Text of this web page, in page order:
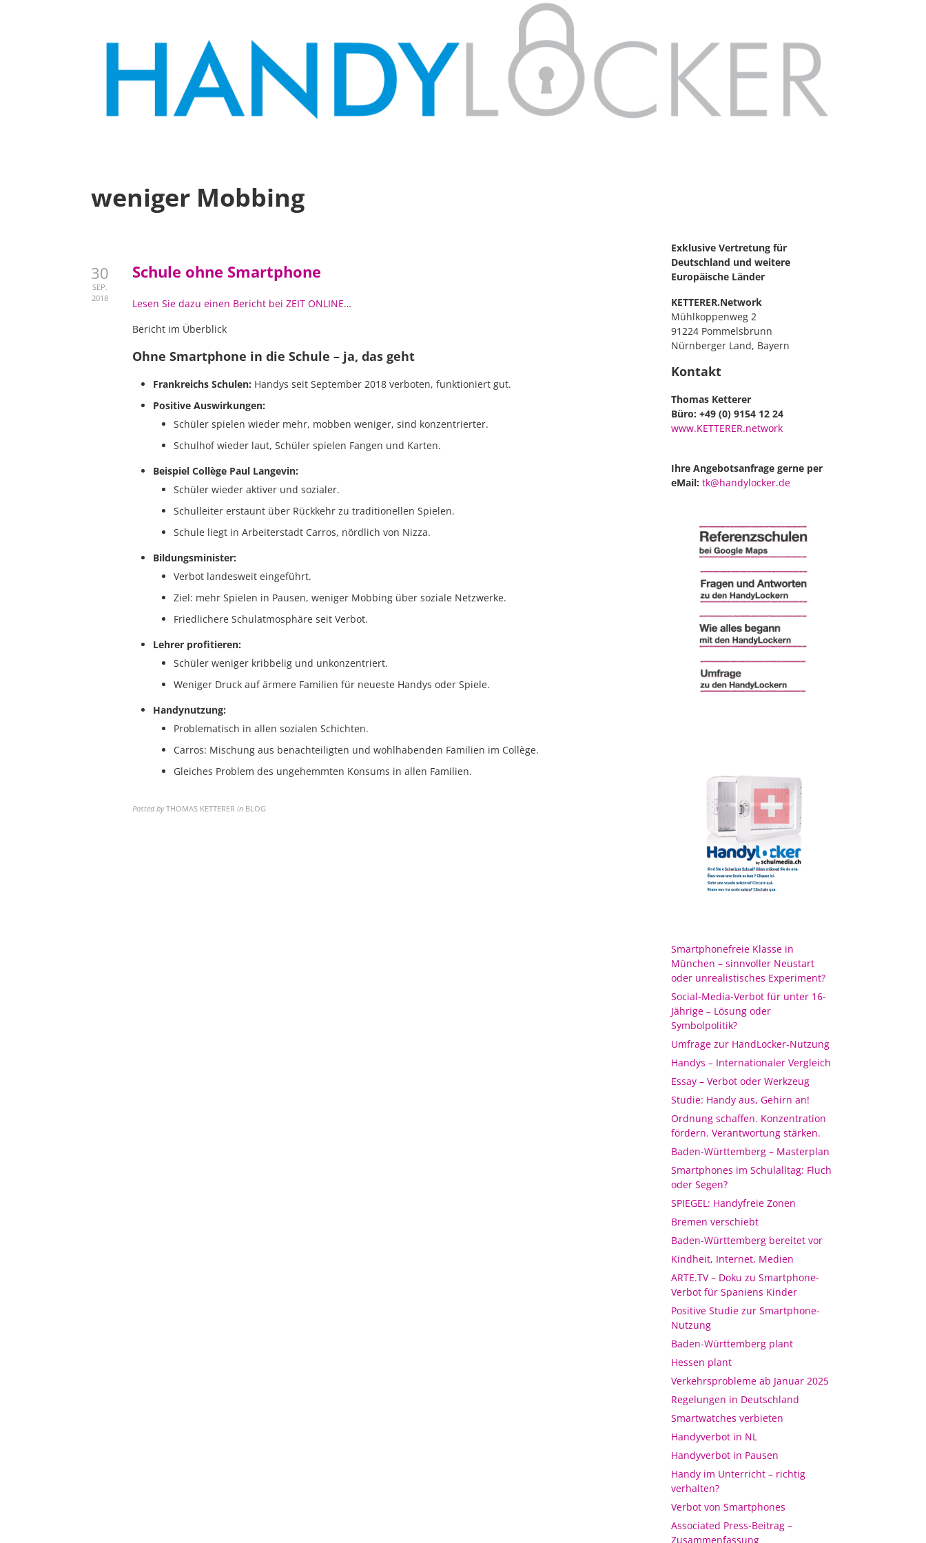
weniger Mobbing
30
SEP.
2018
Schule ohne Smartphone
Lesen Sie dazu einen Bericht bei ZEIT ONLINE…
Bericht im Überblick
Ohne Smartphone in die Schule – ja, das geht
Frankreichs Schulen: Handys seit September 2018 verboten, funktioniert gut.
Positive Auswirkungen:
Schüler spielen wieder mehr, mobben weniger, sind konzentrierter.
Schulhof wieder laut, Schüler spielen Fangen und Karten.
Beispiel Collège Paul Langevin:
Schüler wieder aktiver und sozialer.
Schulleiter erstaunt über Rückkehr zu traditionellen Spielen.
Schule liegt in Arbeiterstadt Carros, nördlich von Nizza.
Bildungsminister:
Verbot landesweit eingeführt.
Ziel: mehr Spielen in Pausen, weniger Mobbing über soziale Netzwerke.
Friedlichere Schulatmosphäre seit Verbot.
Lehrer profitieren:
Schüler weniger kribbelig und unkonzentriert.
Weniger Druck auf ärmere Familien für neueste Handys oder Spiele.
Handynutzung:
Problematisch in allen sozialen Schichten.
Carros: Mischung aus benachteiligten und wohlhabenden Familien im Collège.
Gleiches Problem des ungehemmten Konsums in allen Familien.
Posted by THOMAS KETTERER in BLOG
Exklusive Vertretung für
Deutschland und weitere
Europäische Länder
KETTERER.Network
Mühlkoppenweg 2
91224 Pommelsbrunn
Nürnberger Land, Bayern
Kontakt
Thomas Ketterer
Büro: +49 (0) 9154 12 24
www.KETTERER.network
Ihre Angebotsanfrage gerne per
eMail:tk@handylocker.de
Smartphonefreie Klasse in
München – sinnvoller Neustart
oder unrealistisches Experiment?
Social-Media-Verbot für unter 16-
Jährige – Lösung oder
Symbolpolitik?
Umfrage zur HandLocker-Nutzung
Handys – Internationaler Vergleich
Essay – Verbot oder Werkzeug
Studie: Handy aus, Gehirn an!
Ordnung schaffen. Konzentration
fördern. Verantwortung stärken.
Baden-Württemberg – Masterplan
Smartphones im Schulalltag: Fluch
oder Segen?
SPIEGEL: Handyfreie Zonen
Bremen verschiebt
Baden-Württemberg bereitet vor
Kindheit, Internet, Medien
ARTE.TV – Doku zu Smartphone-
Verbot für Spaniens Kinder
Positive Studie zur Smartphone-
Nutzung
Baden-Württemberg plant
Hessen plant
Verkehrsprobleme ab Januar 2025
Regelungen in Deutschland
Smartwatches verbieten
Handyverbot in NL
Handyverbot in Pausen
Handy im Unterricht – richtig
verhalten?
Verbot von Smartphones
Associated Press-Beitrag –
Zusammenfassung